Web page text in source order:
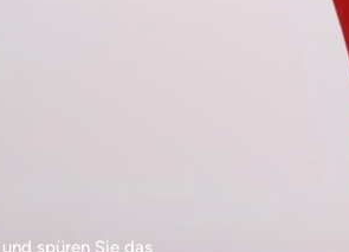
spüren Sie das